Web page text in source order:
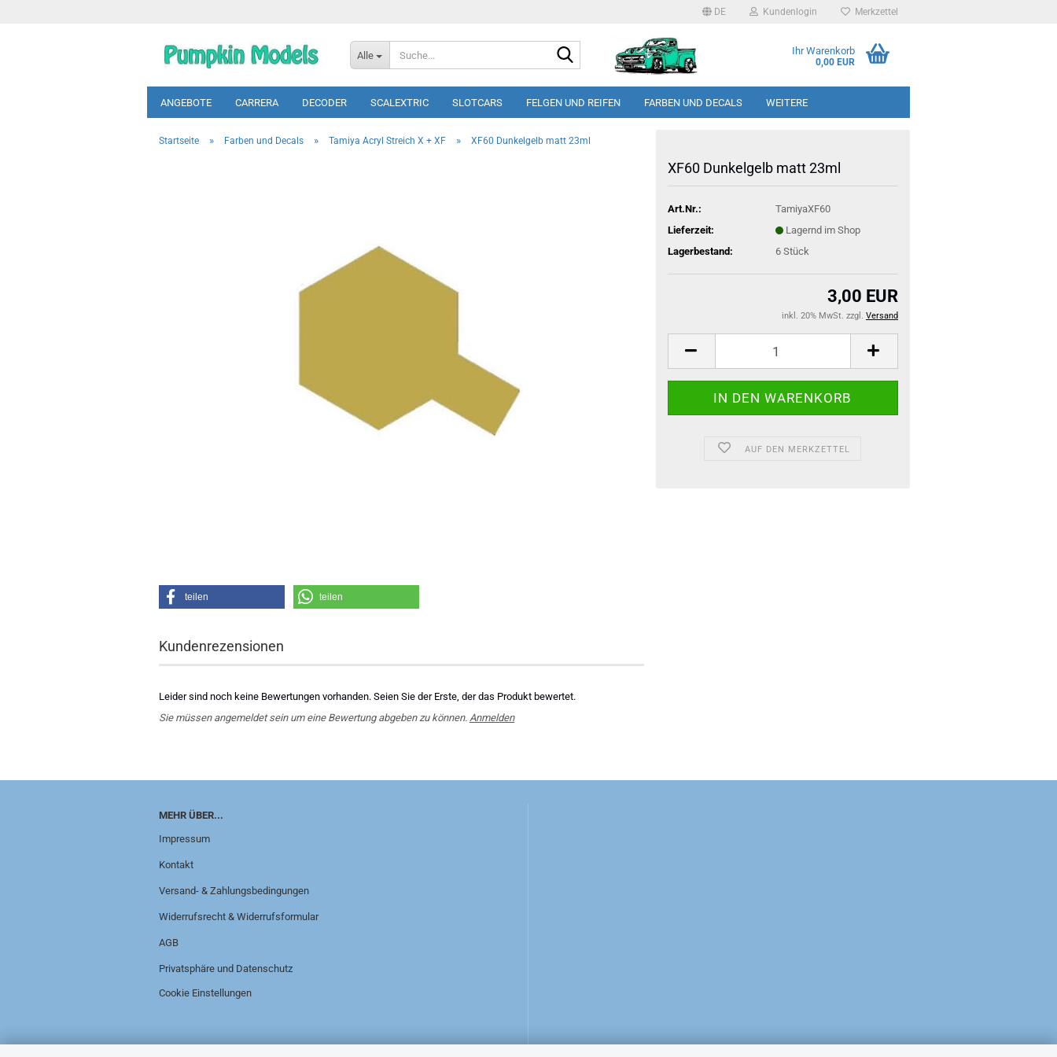
DE Kundenlogin Merkzettel
Alle Ihr Warenkorb
0,00 EUR
ANGEBOTE CARRERA DECODER SCALEXTRIC SLOTCARS FELGEN UND REIFEN FARBEN UND DECALS WEITERE
Startseite » Farben und Decals » Tamiya Acryl Streich X + XF » XF60 Dunkelgelb matt 23ml
XF60 Dunkelgelb matt 23ml
Art.Nr.:
TamiyaXF60
Lieferzeit:
Lagernd im Shop
Lagerbestand:
6 Stück
3,00 EUR
inkl. 20% MwSt. zzgl. Versand
AUF DEN MERKZETTEL
teilen teilen
Kundenrezensionen
Leider sind noch keine Bewertungen vorhanden. Seien Sie der Erste, der das Produkt bewertet.
Sie müssen angemeldet sein um eine Bewertung abgeben zu können. Anmelden
MEHR ÜBER...
Impressum
Kontakt
Versand- & Zahlungsbedingungen
Widerrufsrecht & Widerrufsformular
AGB
Privatsphäre und Datenschutz
Cookie Einstellungen